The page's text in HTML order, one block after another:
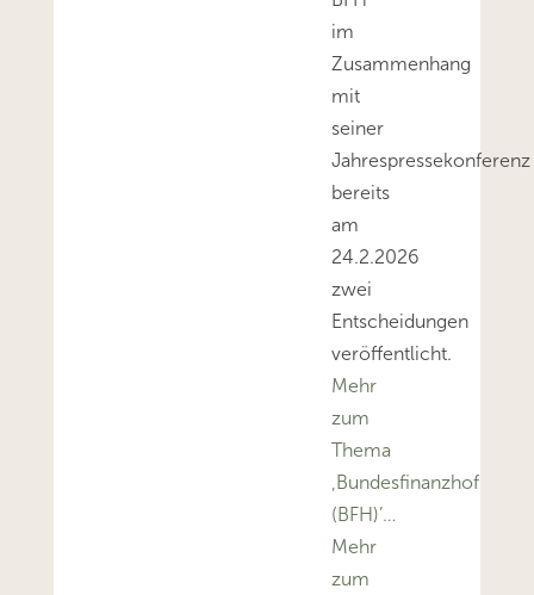
im
Zusammenhang
mit
seiner
Jahrespressekonferenz
bereits
am
24.2.2026
zwei
Entscheidungen
veröffentlicht.
Mehr
zum
Thema
‚Bundesfinanzhof
(BFH)’…
Mehr
zum